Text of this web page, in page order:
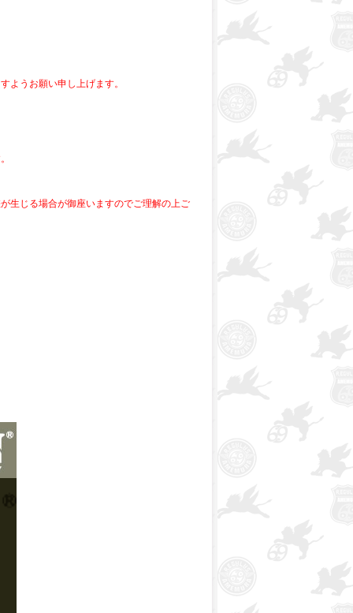
ようお願い申し上げます。
生じる場合が御座いますのでご理解の上ご